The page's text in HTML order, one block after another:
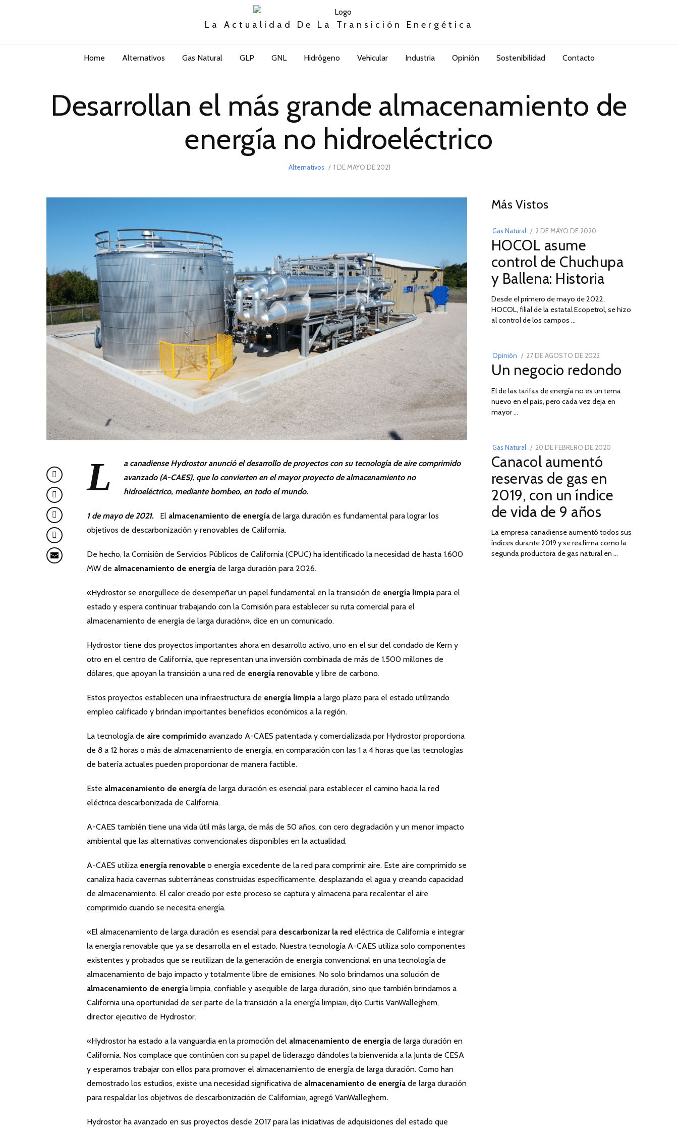
La Actualidad De La Transición Energética
Home Alternativos Gas Natural GLP GNL Hidrógeno Vehicular Industria Opinión Sostenibilidad Contacto
Desarrollan el más grande almacenamiento de
energía no hidroeléctrico
Alternativos
POSTED
1 DE MAYO DE 2021
L
a canadiense Hydrostor anunció el desarrollo de proyectos con su tecnología de aire comprimido
avanzado (A-CAES), que lo convierten en el mayor proyecto de almacenamiento no
hidroeléctrico, mediante bombeo, en todo el mundo.
1 de mayo de 2021. El almacenamiento de energía de larga duración es fundamental para lograr los
objetivos de descarbonización y renovables de California.
De hecho, la Comisión de Servicios Públicos de California (CPUC) ha identificado la necesidad de hasta 1.600
MW de almacenamiento de energía de larga duración para 2026.
«Hydrostor se enorgullece de desempeñar un papel fundamental en la transición de energía limpia para el
estado y espera continuar trabajando con la Comisión para establecer su ruta comercial para el
almacenamiento de energía de larga duración», dice en un comunicado.
Hydrostor tiene dos proyectos importantes ahora en desarrollo activo, uno en el sur del condado de Kern y
otro en el centro de California, que representan una inversión combinada de más de 1.500 millones de
dólares, que apoyan la transición a una red de energía renovable y libre de carbono.
Estos proyectos establecen una infraestructura de energía limpia a largo plazo para el estado utilizando
empleo calificado y brindan importantes beneficios económicos a la región.
La tecnología de aire comprimido avanzado A-CAES patentada y comercializada por Hydrostor proporciona
de 8 a 12 horas o más de almacenamiento de energía, en comparación con las 1 a 4 horas que las tecnologías
de batería actuales pueden proporcionar de manera factible.
Este almacenamiento de energía de larga duración es esencial para establecer el camino hacia la red
eléctrica descarbonizada de California.
A-CAES también tiene una vida útil más larga, de más de 50 años, con cero degradación y un menor impacto
ambiental que las alternativas convencionales disponibles en la actualidad.
A-CAES utiliza energía renovable o energía excedente de la red para comprimir aire. Este aire comprimido se
canaliza hacia cavernas subterráneas construidas específicamente, desplazando el agua y creando capacidad
de almacenamiento. El calor creado por este proceso se captura y almacena para recalentar el aire
comprimido cuando se necesita energía.
«El almacenamiento de larga duración es esencial para descarbonizar la red eléctrica de California e integrar
la energía renovable que ya se desarrolla en el estado. Nuestra tecnología A-CAES utiliza solo componentes
existentes y probados que se reutilizan de la generación de energía convencional en una tecnología de
almacenamiento de bajo impacto y totalmente libre de emisiones. No solo brindamos una solución de
almacenamiento de energía limpia, confiable y asequible de larga duración, sino que también brindamos a
California una oportunidad de ser parte de la transición a la energía limpia», dijo Curtis VanWalleghem,
director ejecutivo de Hydrostor.
«Hydrostor ha estado a la vanguardia en la promoción del almacenamiento de energía de larga duración en
California. Nos complace que continúen con su papel de liderazgo dándoles la bienvenida a la Junta de CESA
y esperamos trabajar con ellos para promover el almacenamiento de energía de larga duración. Como han
demostrado los estudios, existe una necesidad significativa de almacenamiento de energía de larga duración
para respaldar los objetivos de descarbonización de California», agregó VanWalleghem.
Hydrostor ha avanzado en sus proyectos desde 2017 para las iniciativas de adquisiciones del estado que
Más Vistos
Gas Natural
POSTED
ON
2 DE MAYO DE 2020
DE
2026
HOCOL asume
control de Chuchupa
y Ballena: Historia
Desde el primero de mayo de 2022,
HOCOL, filial de la estatal Ecopetrol, se hizo
al control de los campos …
Opinión
POSTED
ON
27 DE AGOSTO DE 202230
DE
DE
2022
Un negocio redondo
El de las tarifas de energía no es un tema
nuevo en el país, pero cada vez deja en
mayor …
03
Gas Natural
POSTED
ON
20 DE FEBRERO DE 2020
2025
Canacol aumentó
reservas de gas en
2019, con un índice
de vida de 9 años
La empresa canadiense aumentó todos sus
índices durante 2019 y se reafirma como la
segunda productora de gas natural en …